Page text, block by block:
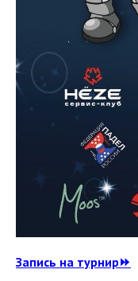
Запись на турнир⏩